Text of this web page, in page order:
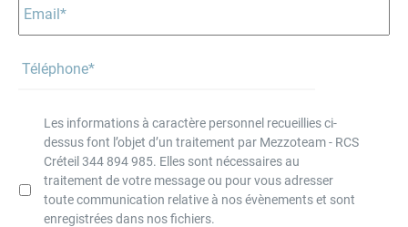
Les informations à caractère personnel recueillies ci-
dessus font l’objet d’un traitement par Mezzoteam - RCS
Créteil 344 894 985. Elles sont nécessaires au
traitement de votre message ou pour vous adresser
toute communication relative à nos évènements et sont
enregistrées dans nos fichiers.